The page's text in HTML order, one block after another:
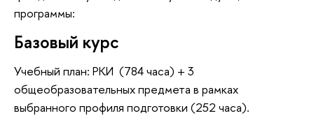
программы:
Базовый курс
Учебный план: РКИ (784 часа) + 3
общеобразовательных предмета в рамках
выбранного профиля подготовки (252 часа).